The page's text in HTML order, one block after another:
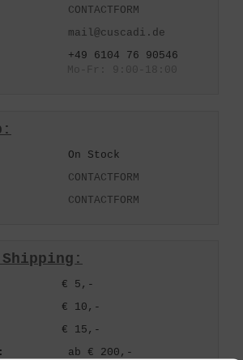
CONTACTFORM
mail@cuscadi.de
+49 6104 76 90546
Mo-Fr: 9:00-18:00
On Stock
CONTACTFORM
CONTACTFORM
€ 5,-
€ 10,-
€ 15,-
ab € 200,-